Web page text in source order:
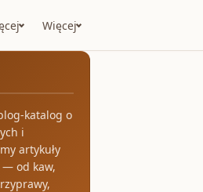
Więcej
katalog o
i
artykuły
od kaw,